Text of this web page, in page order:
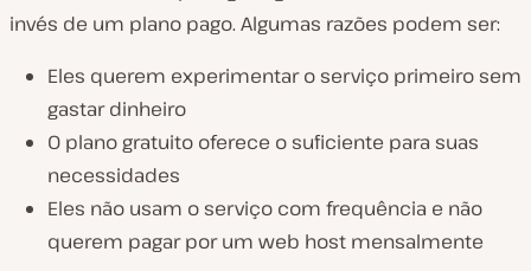
invés de um plano pago. Algumas razões podem ser:
Eles querem experimentar o serviço primeiro sem
gastar dinheiro
O plano gratuito oferece o suficiente para suas
necessidades
Eles não usam o serviço com frequência e não
querem pagar por um web host mensalmente